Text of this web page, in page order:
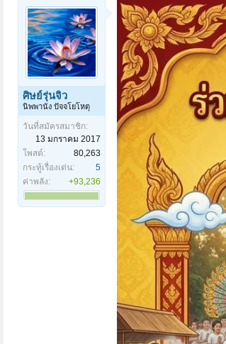
ศิษย์รุ่นจิ๋ว
นิพพานัง ปัจจโยโหตุ
วันที่สมัครสมาชิก:
13 มกราคม 2017
โพสต์:
80,263
กระทู้เรื่องเด่น:
5
ค่าพลัง:
+93,236